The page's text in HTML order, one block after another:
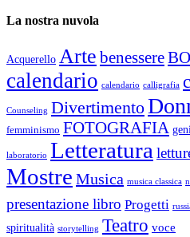
La nostra nuvola
Acquerello Arte benessere
calendario calendario calligrafia
Counseling Divertimento
femminismo FOTOGRAFIA
laboratorio Letteratura
Mostre Musica musica classica
presentazione libro Progetti
spiritualità storytelling Teatro voce